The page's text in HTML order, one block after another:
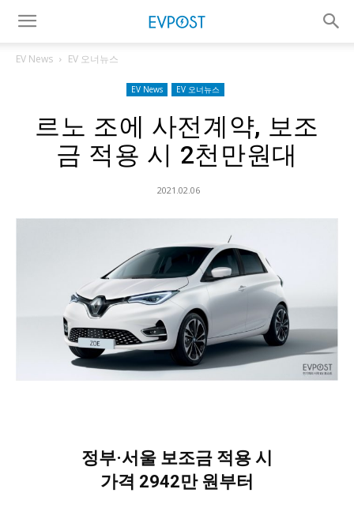
EV News EV 오너뉴스
EV News EV 오너뉴스
르노 조에 사전계약, 보조
금 적용 시 2천만원대
2021.02.06
정부·서울 보조금 적용 시
가격 2942만 원부터